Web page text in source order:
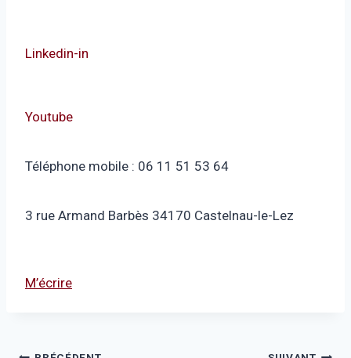
Linkedin-in
Youtube
Téléphone mobile : 06 11 51 53 64
3 rue Armand Barbès 34170 Castelnau-le-Lez
M’écrire